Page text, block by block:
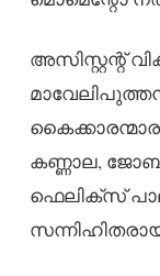
അസിസ്റ്റന്റ്
കണ്ണാല,
ഫെലിക്സ്